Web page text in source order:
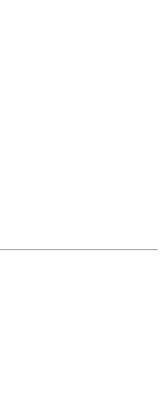
ขายบ้าน รับจ้างโพสต์อสัง
นดับ1 การโพสต์ขายอสังหา
ดGoogleหน้าแรกได้จริงๆ
พสต์ เชื่อถือได้จริง รับ
ดีที่สุด ไม่มีค่านายหน้า
รขายได้มากกว่า ที่เดียว ที่